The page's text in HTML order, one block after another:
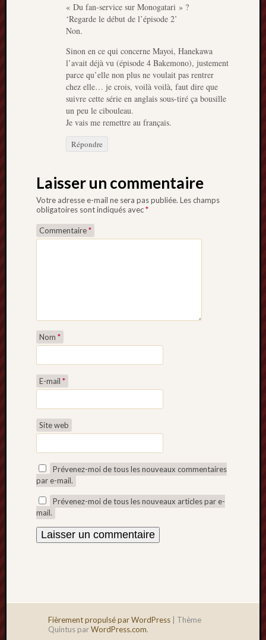
« Du fan-service sur Monogatari » ?
‘Regarde le début de l’épisode 2’
Non.
Sinon en ce qui concerne Mayoi, Hanekawa
l’avait déjà vu (épisode 4 Bakemono), justement
parce qu’elle non plus ne voulait pas rentrer
chez elle… je crois, voilà voilà, faut dire que
suivre cette série en anglais sous-tiré ça bousille
un peu le cibouleau.
Je vais me remettre au français.
Répondre
Laisser un commentaire
Votre adresse e-mail ne sera pas publiée. Les champs
obligatoires sont indiqués avec*
Commentaire*
Nom *
E-mail *
Site web
Prévenez-moi de tous les nouveaux commentaires
par e-mail.
Prévenez-moi de tous les nouveaux articles par e-
mail.
Fièrement propulsé par WordPress
Thème
Quintus parWordPress.com.